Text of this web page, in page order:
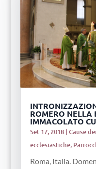
ROMERO NELLA
IMMACOLATO
Set 17, 2018| Cause
ecclesiastiche,
Roma, Italia.